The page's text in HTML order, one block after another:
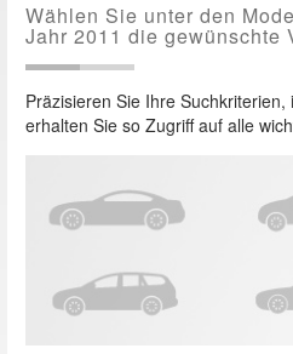
Wählen Sie unter den
Jahr 2011 die gewünschte
Präzisieren Sie Ihre
erhalten Sie so Zugriff auf alle